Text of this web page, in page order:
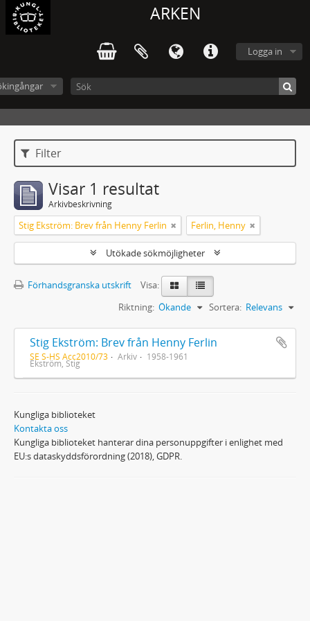
ARKEN
Logga in
Filter
Visar 1 resultat
Arkivbeskrivning
Stig Ekström: Brev från Henny Ferlin Ferlin, Henny
Utökade sökmöjligheter
Förhandsgranska utskrift
Visa:
Sortera: Relevans
Riktning: Ökande
Stig Ekström: Brev från Henny Ferlin
SE S-HS Acc2010/73 Arkiv 1958-1961
Ekström, Stig
Kungliga biblioteket
Kontakta oss
Kungliga biblioteket hanterar dina personuppgifter i enlighet med
EU:s dataskyddsförordning (2018), GDPR.